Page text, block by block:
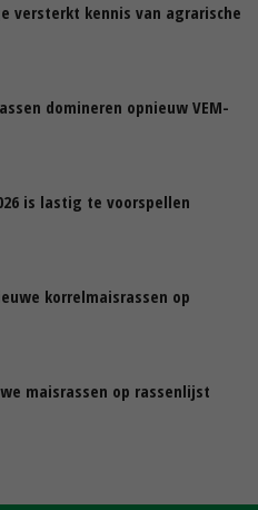
versterkt kennis van agrarische
domineren opnieuw VEM-
is lastig te voorspellen
korrelmaisrassen op
maisrassen op rassenlijst